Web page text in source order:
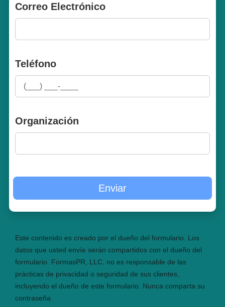
Correo Electrónico
Teléfono
Organización
Este contenido es creado por el dueño del formulario. Los
datos que usted envíe serán compartidos con el dueño del
formulario. FormasPR, LLC. no es responsable de las
prácticas de privacidad o seguridad de sus clientes,
incluyendo el dueño de este formulario. Nunca comparta su
contraseña.